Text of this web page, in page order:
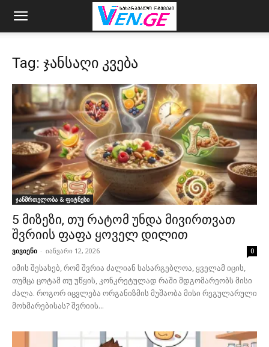
Tag: ჯანსაღი კვება
ჯანმრთელობა & ფიტნესი
5 მიზეზი, თუ რატომ უნდა მივირთვათ
შვრიის ფაფა ყოველ დილით
ვივიენი - იანვარი 12, 2026 0
იმის შესახებ, რომ შვრია ძალიან სასარგებლოა, ყველამ იცის,
თუმცა ცოტამ თუ უწყის, კონკრეტულად რაში მდგომარეობს მისი
ძალა. როგორ იცვლება ორგანიზმის მუშაობა მისი რეგულარული
მოხმარებისას? შვრიის...